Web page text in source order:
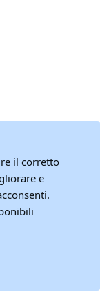
il corretto
e